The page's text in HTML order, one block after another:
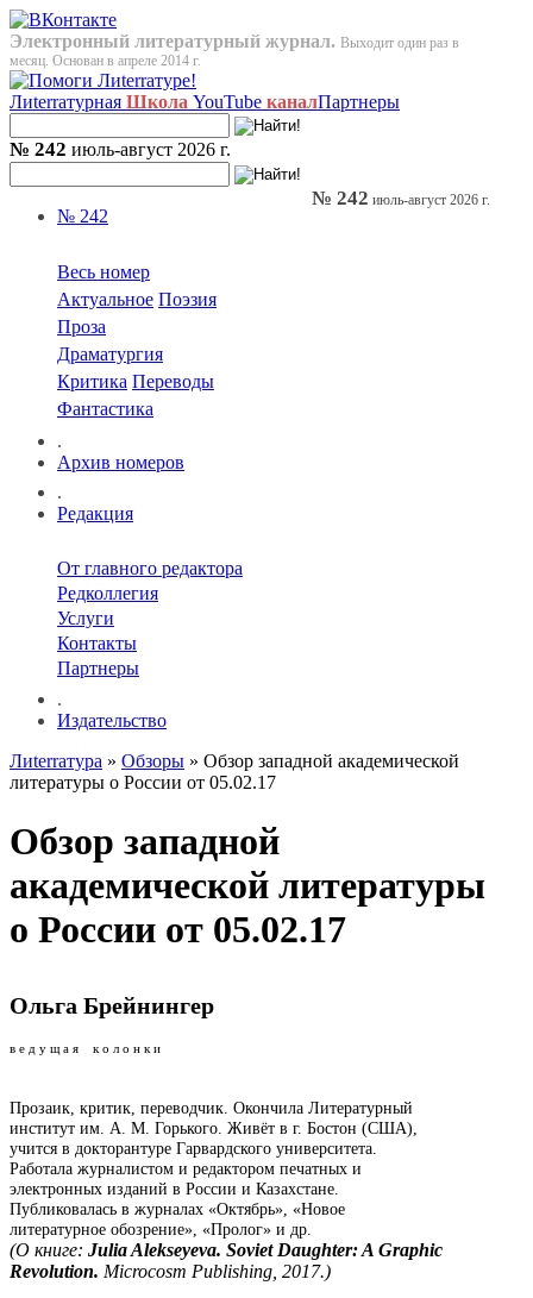
Электронный литературный журнал. Выходит один раз в
месяц. Основан в апреле 2014 г.
Лиterraтурная Школа YouTube каналПартнеры
№ 242 июль-август 2026 г.
№ 242
Весь номер
Актуальное Поэзия
Проза
Драматургия
Критика Переводы
Фантастика
.
Архив номеров
.
Редакция
От главного редактора
Редколлегия
Услуги
Контакты
Партнеры
.
Издательство
№ 242 июль-август 2026 г.
Лиterraтура » Обзоры » Обзор западной академической
литературы о России от 05.02.17
Обзор западной
академической литературы
о России от 05.02.17
Ольга Брейнингер
в е д у щ а я к о л о н к и
Прозаик, критик, переводчик. Окончила Литературный
институт им. А. М. Горького. Живёт в г. Бостон (США),
учится в докторантуре Гарвардского университета.
Работала журналистом и редактором печатных и
электронных изданий в России и Казахстане.
Публиковалась в журналах «Октябрь», «Новое
литературное обозрение», «Пролог» и др.
(О книге: Julia Alekseyeva. Soviet Daughter: A Graphic
Revolution. Microcosm Publishing, 2017.)